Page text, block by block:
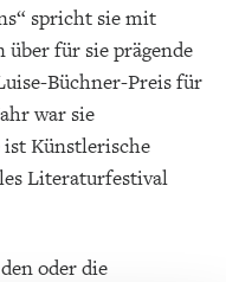
spricht sie mit
für sie prägende
Büchner-Preis für
war sie
Künstlerische
Literaturfestival
oder die